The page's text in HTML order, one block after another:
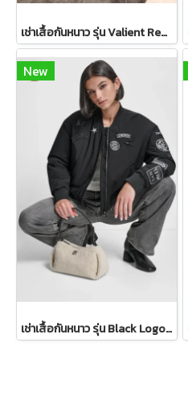
เช่าเสื้อกันหนาว รุ่น Valient Red PeaCoat 2110GCL1689FARE1
New
เช่าเสื้อกันหนาว รุ่น Black Logo Patch Bomber Jacket WINTERCLOTHFA0298